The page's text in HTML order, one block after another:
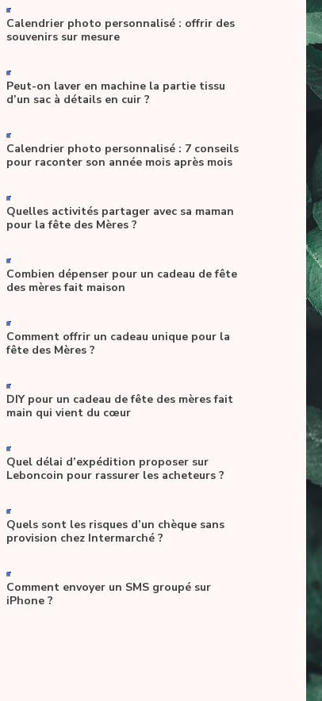
-
Calendrier photo personnalisé : offrir des
souvenirs sur mesure
-
Peut-on laver en machine la partie tissu
d’un sac à détails en cuir ?
-
Calendrier photo personnalisé : 7 conseils
pour raconter son année mois après mois
-
Quelles activités partager avec sa maman
pour la fête des Mères ?
-
Combien dépenser pour un cadeau de fête
des mères fait maison
-
Comment offrir un cadeau unique pour la
fête des Mères ?
-
DIY pour un cadeau de fête des mères fait
main qui vient du cœur
-
Quel délai d’expédition proposer sur
Leboncoin pour rassurer les acheteurs ?
-
Quels sont les risques d’un chèque sans
provision chez Intermarché ?
-
Comment envoyer un SMS groupé sur
iPhone ?